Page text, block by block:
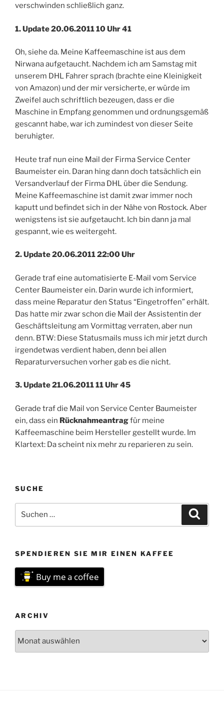
verschwinden schließlich ganz.
1. Update 20.06.2011 10 Uhr 41
Oh, siehe da. Meine Kaffeemaschine ist aus dem
Nirwana aufgetaucht. Nachdem ich am Samstag mit
unserem DHL Fahrer sprach (brachte eine Kleinigkeit
von Amazon) und der mir versicherte, er würde im
Zweifel auch schriftlich bezeugen, dass er die
Maschine in Empfang genommen und ordnungsgemäß
gescannt habe, war ich zumindest von dieser Seite
beruhigter.
Heute traf nun eine Mail der Firma Service Center
Baumeister ein. Daran hing dann doch tatsächlich ein
Versandverlauf der Firma DHL über die Sendung.
Meine Kaffeemaschine ist damit zwar immer noch
kaputt und befindet sich in der Nähe von Rostock. Aber
wenigstens ist sie aufgetaucht. Ich bin dann ja mal
gespannt, wie es weitergeht.
2. Update 20.06.2011 22:00 Uhr
Gerade traf eine automatisierte E-Mail vom Service
Center Baumeister ein. Darin wurde ich informiert,
dass meine Reparatur den Status “Eingetroffen” erhält.
Das hatte mir zwar schon die Mail der Assistentin der
Geschäftsleitung am Vormittag verraten, aber nun
denn. BTW: Diese Statusmails muss ich mir jetzt durch
irgendetwas verdient haben, denn bei allen
Reparaturversuchen vorher gab es die nicht.
3. Update 21.06.2011 11 Uhr 45
Gerade traf die Mail von Service Center Baumeister
ein, dass ein Rücknahmeantragfür meine
Kaffeemaschine beim Hersteller gestellt wurde. Im
Klartext: Da scheint nix mehr zu reparieren zu sein.
SUCHE
nach:
SPENDIEREN SIE MIR EINEN KAFFEE
Buy me a coffee
ARCHIV